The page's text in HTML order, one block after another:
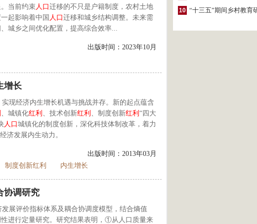
当前约束 人口 迁移的不只是户籍制度，农村土地
起影响着中国 人口 迁移和城乡结构调整。未来需
城乡之间优化配置，提高综合效率...
出版时间：2023年10月
增长
现经济内生增长机遇与挑战并存。新的起点蕴含
、城镇化红利 、技术创新红利 、制度创新红利 “四大
人口 城镇化的制度创新，深化科技体制改革，着力
济发展内生动力。
出版时间：2013年03月
制度创新红利 内生增长
协调研究
发展评价指标体系及耦合协调度模型，结合熵值
进行定量研究。研究结果表明，①从人口质量来
10 “十三五”期间乡村教育研究